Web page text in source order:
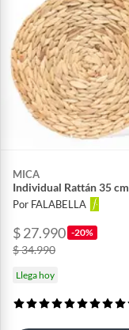
MICA
Individual Rattán 35 cm
Por FALABELLA
$ 27.990 -20%
$ 34.990
Llega hoy